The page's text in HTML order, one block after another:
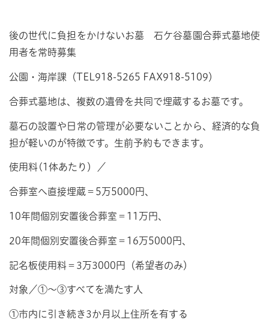
後の世代に負担をかけないお墓 石ケ谷墓園合葬式墓地使
用者を常時募集
公園・海岸課（TEL918-5265 FAX918-5109）
合葬式墓地は、複数の遺骨を共同で埋蔵するお墓です。
墓石の設置や日常の管理が必要ないことから、経済的な負
担が軽いのが特徴です。生前予約もできます。
使用料(1体あたり）／
合葬室へ直接埋蔵＝5万5000円、
10年間個別安置後合葬室＝11万円、
20年間個別安置後合葬室＝16万5000円、
記名板使用料＝3万3000円（希望者のみ）
対象／①～③すべてを満たす人
①市内に引き続き3か月以上住所を有する